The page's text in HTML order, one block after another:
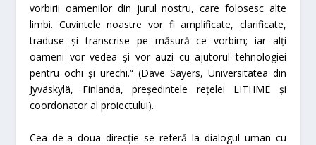
vorbirii oamenilor din jurul nostru, care folosesc alte
limbi. Cuvintele noastre vor fi amplificate, clarificate,
traduse și transcrise pe măsură ce vorbim; iar alți
oameni vor vedea și vor auzi cu ajutorul tehnologiei
pentru ochi și urechi.“ (Dave Sayers, Universitatea din
Jyväskylä, Finlanda, președintele rețelei LITHME și
coordonator al proiectului).
Cea de-a doua direcție se referă la dialogul uman cu